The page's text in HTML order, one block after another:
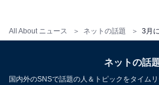
All About ニュース ネットの話題
ネットの話
国内外のSNSで話題の人＆トピックをタイム